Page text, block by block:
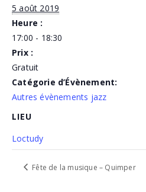
5 août 2019
Heure :
17:00 - 18:30
Prix :
Gratuit
Catégorie d’Évènement:
Autres évènements jazz
LIEU
Loctudy
Fête de la musique – Quimper